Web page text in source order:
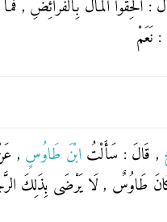
: أَلْحِقُوا الْمَالَ بِالْفَرَائِضِ
نَعَمْ
, قَالَ : سَأَلْتُ ابْنَ طَاوُسٍ ,
طَاوُسٌ , لَا يَرْضَى بِذَلِكَ